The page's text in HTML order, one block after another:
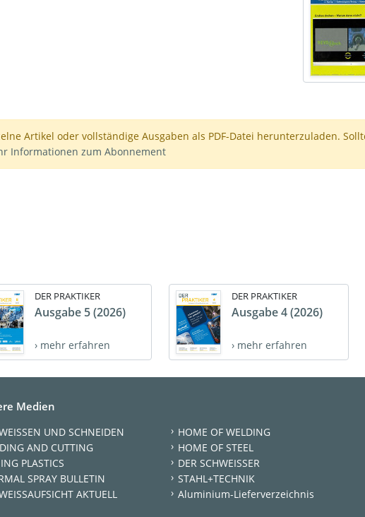
Artikel oder vollständige Ausgaben als PDF-Datei herunterzuladen.
Informationen zum Abonnement
DER PRAKTIKER
Ausgabe 5 (2026)
› mehr erfahren
DER PRAKTIKER
Ausgabe 4 (2026)
› mehr erfahren
Medien
UND SCHNEIDEN
AND CUTTING
PLASTICS
SPRAY BULLETIN
AKTUELL
HOME OF WELDING
HOME OF STEEL
DER SCHWEISSER
STAHL+TECHNIK
Aluminium-Lieferverzeichnis